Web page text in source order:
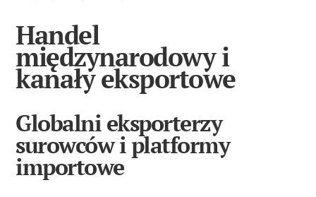
Handel
międzynarodowy i
kanały eksportowe
Globalni eksporterzy
surowców i platformy
importowe